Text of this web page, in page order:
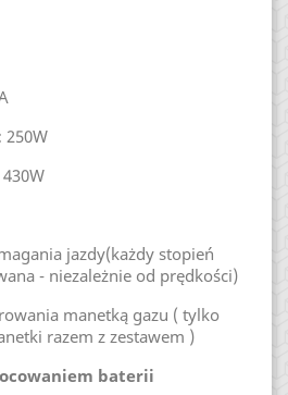
250W
430W
jazdy(każdy stopień
- niezależnie od prędkości)
manetką gazu ( tylko
razem z zestawem )
baterii